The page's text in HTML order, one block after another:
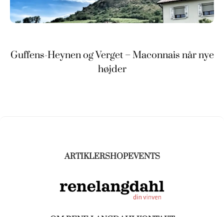
Guffens-Heynen og Verget – Maconnais når nye
højder
ARTIKLERSHOPEVENTS